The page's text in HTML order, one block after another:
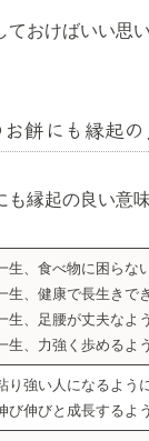
ておけばいい思
餅にも縁起
も縁起の良い意
生、食べ物に困らな
生、健康で長生きで
生、足腰が丈夫なよ
生、力強く歩めるよ
り強い人になるよう
び伸びと成長するよ